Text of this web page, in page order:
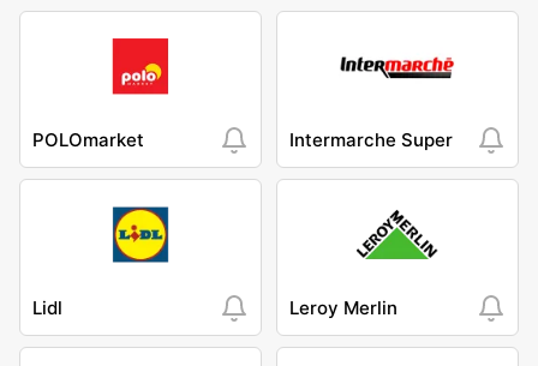
POLOmarket Intermarche Super
Lidl Leroy Merlin